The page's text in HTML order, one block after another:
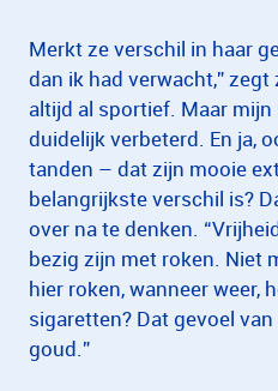
Merkt ze verschil in haar
dan ik had verwacht,” zegt
altijd al sportief. Maar
duidelijk verbeterd. En ja,
tanden – dat zijn mooie
belangrijkste verschil is?
over na te denken.
bezig zijn met roken. Niet
hier roken, wanneer weer,
sigaretten? Dat gevoel
goud.”